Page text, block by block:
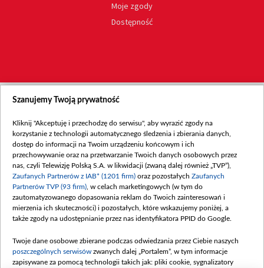
Moje zgody
Dostępność
Szanujemy Twoją prywatność
Kliknij "Akceptuję i przechodzę do serwisu", aby wyrazić zgody na
korzystanie z technologii automatycznego śledzenia i zbierania danych,
dostęp do informacji na Twoim urządzeniu końcowym i ich
przechowywanie oraz na przetwarzanie Twoich danych osobowych przez
nas, czyli Telewizję Polską S.A. w likwidacji (zwaną dalej również „TVP”),
Zaufanych Partnerów z IAB* (1201 firm) oraz pozostałych Zaufanych
Partnerów TVP (93 firm) , w celach marketingowych (w tym do
zautomatyzowanego dopasowania reklam do Twoich zainteresowań i
mierzenia ich skuteczności) i pozostałych, które wskazujemy poniżej, a
także zgody na udostępnianie przez nas identyfikatora PPID do Google.
Twoje dane osobowe zbierane podczas odwiedzania przez Ciebie naszych
poszczególnych serwisów zwanych dalej „Portalem”, w tym informacje
zapisywane za pomocą technologii takich jak: pliki cookie, sygnalizatory